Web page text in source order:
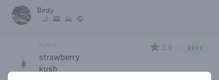
Birdy
hybrid
strawberry
kush
3.9 €€€€